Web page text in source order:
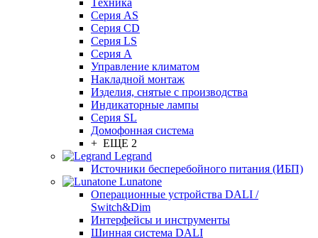
Tехника
Серия AS
Серия CD
Серия LS
Серия A
Управление климатом
Накладной монтаж
Изделия, снятые с производства
Индикаторные лампы
Серия SL
Домофонная система
+ ЕЩЕ 2
Legrand
Источники бесперебойного питания (ИБП)
Lunatone
Операционные устройства DALI /
Switch&Dim
Интерфейсы и инструменты
Шинная система DALI